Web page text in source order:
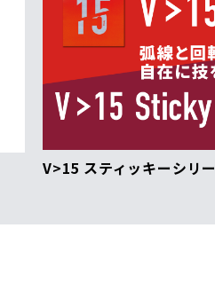
V>15 スティッキーシリ